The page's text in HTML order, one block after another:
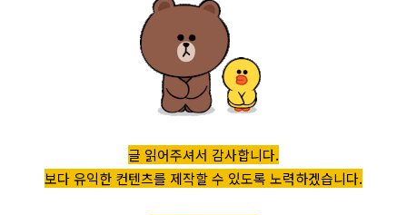
글 읽어주셔서 감사합니다.
보다 유익한 컨텐츠를 제작할 수 있도록 노력하겠습니다.